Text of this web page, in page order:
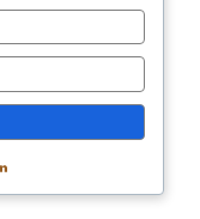
withWordPress